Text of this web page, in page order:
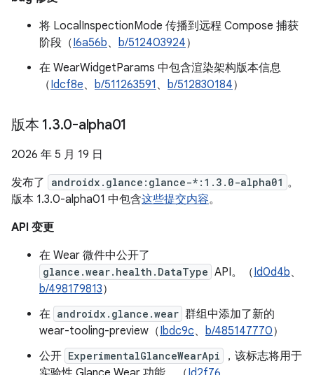
将 LocalInspectionMode 传播到远程 Compose 捕获
阶段（I6a56b、 b/512403924）
在 WearWidgetParams 中包含渲染架构版本信息
（Idcf8e、 b/511263591 、 b/512830184）
版本 1.3.0-alpha01
2026 年 5 月 19 日
发布了
androidx.glance:glance-*:1.3.0-alpha01 。
版本 1.3.0-alpha01 中包含这些提交内容。
API 变更
在 Wear 微件中公开了
glance.wear.health.DataType API。（Id0d4b、
b/498179813）
在 androidx.glance.wear 群组中添加了新的
wear-tooling-preview（Ibdc9c、 b/485147770）
公开 ExperimentalGlanceWearApi
，该标志将用于